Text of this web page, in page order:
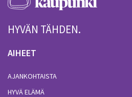
HYVÄN TÄHDEN.
AIHEET
AJANKOHTAISTA
HYVÄ ELÄMÄ